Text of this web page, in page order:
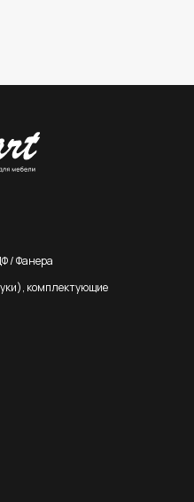
/ Фанера
комплектующие